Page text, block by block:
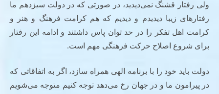
ولی رفتار قشنگ نمی‌دیدید، در صورتی که در دولت سیزدهم ما
رفتارهای زیبا دیدیدم و دیدیم که هم کرامت فرهنگ و هنر و
کرامت اهل تفکر را در حد توان پاس ‌داشتند و ادامه این رفتار
برای شروع اصلاح حرکت فرهنگی مهم است.
دولت باید خود را با برنامه الهی همراه سازد، اگر به اتفاقاتی که
در پیرامون ما و در جهان رخ می‌دهد توجه کنیم متوجه می‌شویم